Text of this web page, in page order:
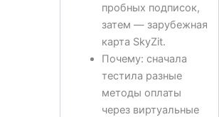
пробных подписок,
затем — зарубежная
карта SkyZit.
Почему: сначала
тестила разные
методы оплаты
через виртуальные